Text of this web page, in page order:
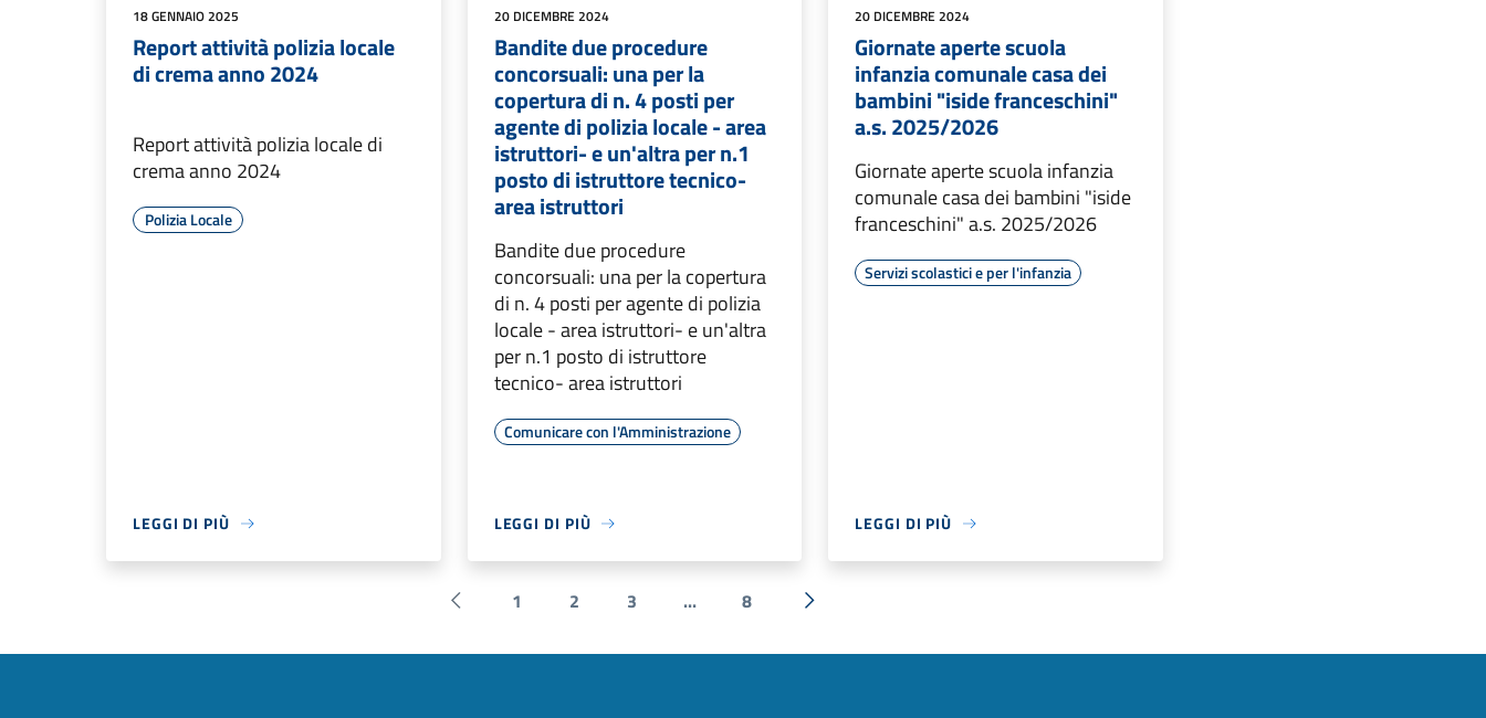
18 GENNAIO 2025
Report attività polizia locale
di crema anno 2024
Report attività polizia locale di
crema anno 2024
Polizia Locale
LEGGI DI PIÙ
20 DICEMBRE 2024
Bandite due procedure
concorsuali: una per la
copertura di n. 4 posti per
agente di polizia locale - area
istruttori- e un'altra per n.1
posto di istruttore tecnico-
area istruttori
Bandite due procedure
concorsuali: una per la copertura
di n. 4 posti per agente di polizia
locale - area istruttori- e un'altra
per n.1 posto di istruttore
tecnico- area istruttori
Comunicare con l'Amministrazione
LEGGI DI PIÙ
20 DICEMBRE 2024
Giornate aperte scuola
infanzia comunale casa dei
bambini "iside franceschini"
a.s. 2025/2026
Giornate aperte scuola infanzia
comunale casa dei bambini "iside
franceschini" a.s. 2025/2026
Servizi scolastici e per l'infanzia
LEGGI DI PIÙ
Pagina precedente
1 2 3 ... 8
Successiva »